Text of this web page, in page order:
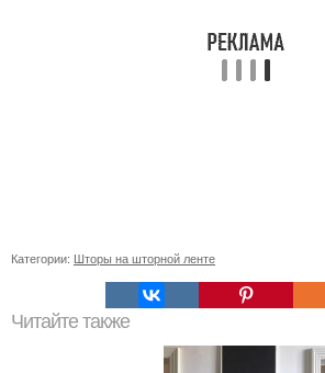
Категории: Шторы на шторной ленте
Читайте также